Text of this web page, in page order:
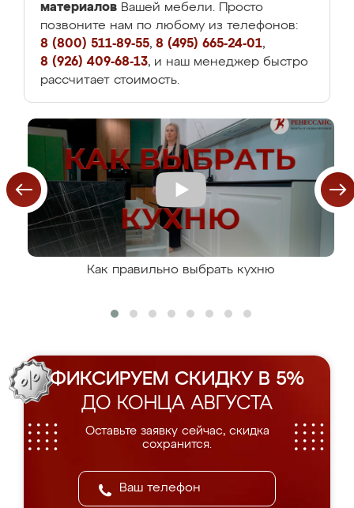
материалов Вашей мебели. Просто
позвоните нам по любому из телефонов:
8 (800) 511-89-55, 8 (495) 665-24-01,
8 (926) 409-68-13, и наш менеджер быстро
рассчитает стоимость.
Как правильно выбрать кухню
ФИКСИРУЕМ СКИДКУ В 5%
ДО КОНЦА АВГУСТА
Оставьте заявку сейчас, скидка
сохранится.